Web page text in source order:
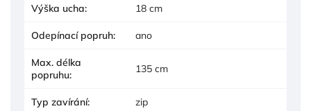
Výška ucha: 18 cm
Odepínací popruh: ano
Max. délka
popruhu: 135 cm
Typ zavírání: zip